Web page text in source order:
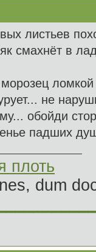
листьев
смахнёт в
не
обойди
падших
плоть
dum